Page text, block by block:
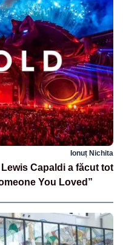
Ionuț Nichita
Capaldi a făcut tot
You Loved”